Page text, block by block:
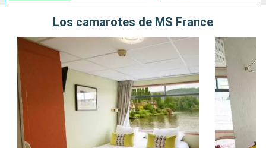
Los camarotes de MS France